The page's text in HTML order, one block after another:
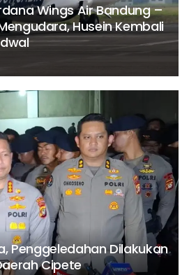
Wings Air Bandung –
Husein Kembali
Penggeledahan Dilakukan
Cipete